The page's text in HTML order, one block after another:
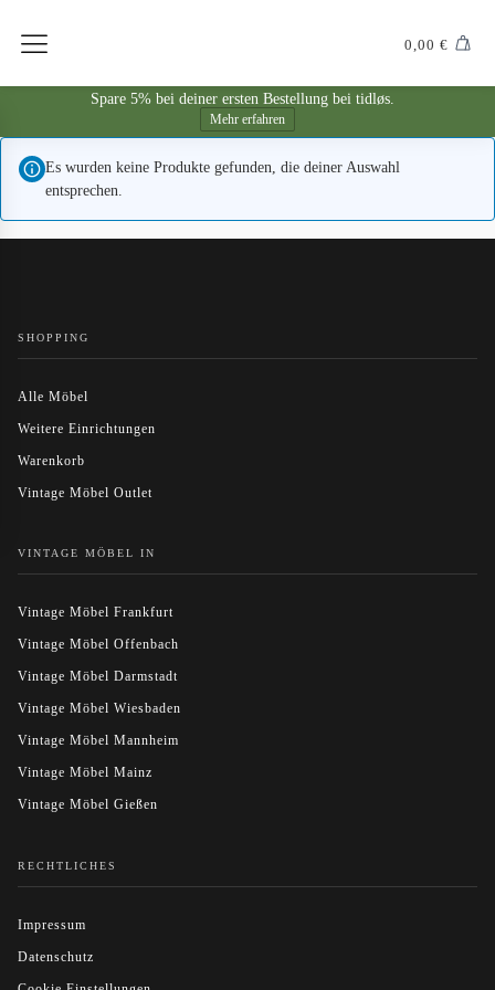
0,00 €
Spare 5% bei deiner ersten Bestellung bei tidløs.
Mehr erfahren
Es wurden keine Produkte gefunden, die deiner Auswahl
entsprechen.
SHOPPING
Alle Möbel
Weitere Einrichtungen
Warenkorb
Vintage Möbel Outlet
VINTAGE MÖBEL IN
Vintage Möbel Frankfurt
Vintage Möbel Offenbach
Vintage Möbel Darmstadt
Vintage Möbel Wiesbaden
Vintage Möbel Mannheim
Vintage Möbel Mainz
Vintage Möbel Gießen
RECHTLICHES
Impressum
Datenschutz